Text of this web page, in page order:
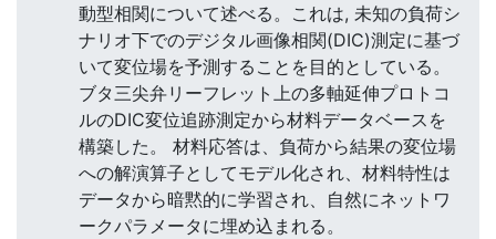
動型相関について述べる。これは, 未知の負荷シ
ナリオ下でのデジタル画像相関(DIC)測定に基づ
いて変位場を予測することを目的としている。
ブタ三尖弁リーフレット上の多軸延伸プロトコ
ルのDIC変位追跡測定から材料データベースを
構築した。 材料応答は、負荷から結果の変位場
への解演算子としてモデル化され、材料特性は
データから暗黙的に学習され、自然にネットワ
ークパラメータに埋め込まれる。